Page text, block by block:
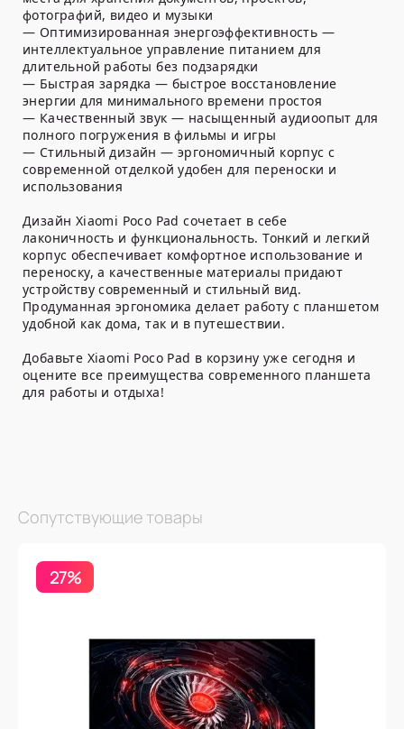
фотографий, видео и музыки
— Оптимизированная энергоэффективность —
интеллектуальное управление питанием для
длительной работы без подзарядки
— Быстрая зарядка — быстрое восстановление
энергии для минимального времени простоя
— Качественный звук — насыщенный аудиоопыт для
полного погружения в фильмы и игры
— Стильный дизайн — эргономичный корпус с
современной отделкой удобен для переноски и
использования
Дизайн Xiaomi Poco Pad сочетает в себе
лаконичность и функциональность. Тонкий и легкий
корпус обеспечивает комфортное использование и
переноску, а качественные материалы придают
устройству современный и стильный вид.
Продуманная эргономика делает работу с планшетом
удобной как дома, так и в путешествии.
Добавьте Xiaomi Poco Pad в корзину уже сегодня и
оцените все преимущества современного планшета
для работы и отдыха!
Сопутствующие товары
27%